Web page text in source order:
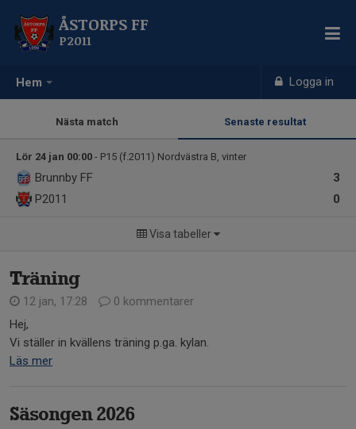
Hem Logga in
ÅSTORPS FF
P2011
Nästa match Senaste resultat
Lör 24 jan 00:00 - P15 (f.2011) Nordvästra B, vinter
3
Brunnby FF
0
P2011
Visa tabeller
Träning
12 jan, 17:28
0 kommentarer
Hej,
Vi ställer in kvällens träning p.ga. kylan.
Läs mer
Säsongen 2026